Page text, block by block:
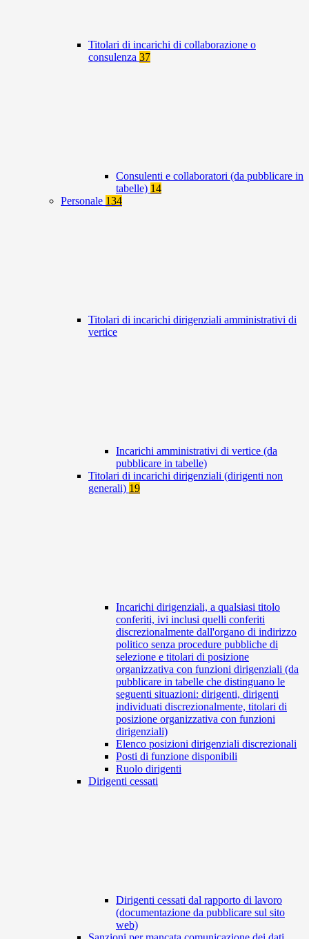
Titolari di incarichi di collaborazione o
consulenza 37
Consulenti e collaboratori (da pubblicare in
tabelle) 14
Personale 134
Titolari di incarichi dirigenziali amministrativi di
vertice
Incarichi amministrativi di vertice (da
pubblicare in tabelle)
Titolari di incarichi dirigenziali (dirigenti non
generali) 19
Incarichi dirigenziali, a qualsiasi titolo
conferiti, ivi inclusi quelli conferiti
discrezionalmente dall'organo di indirizzo
politico senza procedure pubbliche di
selezione e titolari di posizione
organizzativa con funzioni dirigenziali (da
pubblicare in tabelle che distinguano le
seguenti situazioni: dirigenti, dirigenti
individuati discrezionalmente, titolari di
posizione organizzativa con funzioni
dirigenziali)
Elenco posizioni dirigenziali discrezionali
Posti di funzione disponibili
Ruolo dirigenti
Dirigenti cessati
Dirigenti cessati dal rapporto di lavoro
(documentazione da pubblicare sul sito
web)